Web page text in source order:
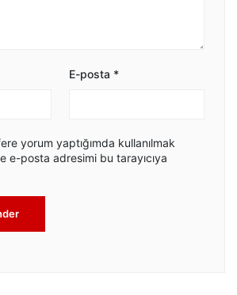
E-posta *
yorum yaptığımda kullanılmak
e-posta adresimi bu tarayıcıya